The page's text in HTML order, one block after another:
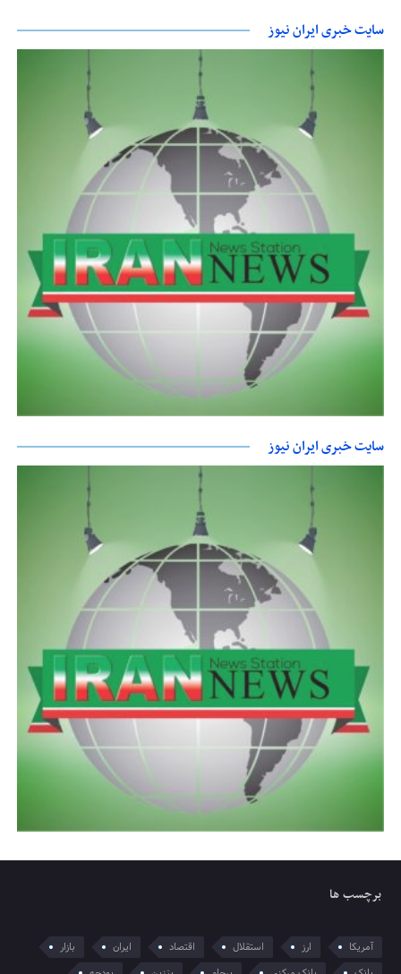
سایت خبری ایران نیوز
سایت خبری ایران نیوز
برچسب ها
آمریکا ارز استقلال اقتصاد ایران
بازار